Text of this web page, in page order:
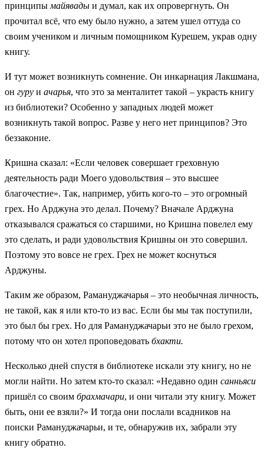
принципы майявады и думал, как их опровергнуть. Он
прочитал всё, что ему было нужно, а затем ушел оттуда со
своим учеником и личным помощником Курешем, украв одну
книгу.
И тут может возникнуть сомнение. Он инкарнация Лакшмана,
он гуру и ачарья, что это за менталитет такой – украсть книгу
из библиотеки? Особенно у западных людей может
возникнуть такой вопрос. Разве у него нет принципов? Это
беззаконие.
Кришна сказал: «Если человек совершает греховную
деятельность ради Моего удовольствия – это высшее
благочестие». Так, например, убить кого-то – это огромный
грех. Но Арджуна это делал. Почему? Вначале Арджуна
отказывался сражаться со старшими, но Кришна повелел ему
это сделать, и ради удовольствия Кришны он это совершил.
Поэтому это вовсе не грех. Грех не может коснуться
Арджуны.
Таким же образом, Рамануджачарья – это необычная личность,
не такой, как я или кто-то из вас. Если бы мы так поступили,
это был бы грех. Но для Рамануджачарьи это не было грехом,
потому что он хотел проповедовать бхакти.
Несколько дней спустя в библиотеке искали эту книгу, но не
могли найти. Но затем кто-то сказал: «Недавно один санньяси
пришёл со своим брахмачари, и они читали эту книгу. Может
быть, они ее взяли?» И тогда они послали всадников на
поиски Рамануджачарьи, и те, обнаружив их, забрали эту
книгу обратно.